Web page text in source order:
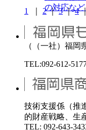
の対応な
1 2｜3｜4
（（一社）福岡
TEL:092-612-
技術支援係（推
的財産戦略、生
TEL: 092-643-